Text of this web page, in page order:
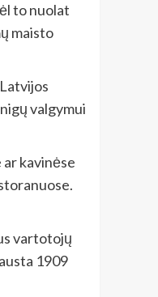
to nuolat
maisto
valgymui
kavinėse
vartotojų
1909